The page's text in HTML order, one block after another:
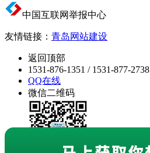
中国互联网举报中心
友情链接： 青岛网站建设
返回顶部
1531-876-1351 / 1531-877-2738
QQ在线
微信二维码